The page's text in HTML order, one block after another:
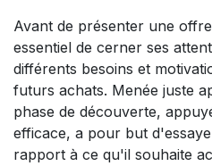
Avant de présenter une
essentiel de cerner ses
différents besoins et
futurs achats. Menée juste
phase de découverte,
efficace, a pour but
rapport à ce qu'il souhaite